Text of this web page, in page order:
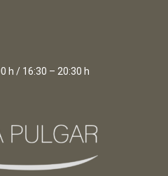
h / 16:30 – 20:30 h